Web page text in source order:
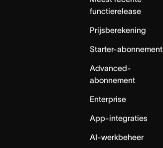
functierelease
Prijsberekening
Starter-abonnement
Advanced-
abonnement
Enterprise
App-integraties
AI-werkbeheer